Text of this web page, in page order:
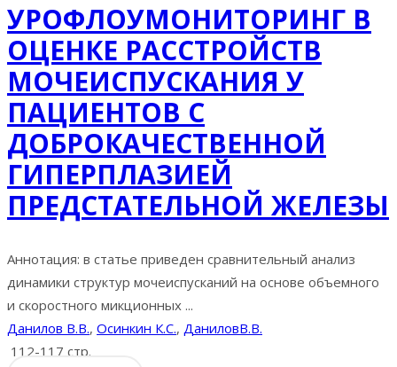
УРОФЛОУМОНИТОРИНГ В
ОЦЕНКЕ РАССТРОЙСТВ
МОЧЕИСПУСКАНИЯ У
ПАЦИЕНТОВ С
ДОБРОКАЧЕСТВЕННОЙ
ГИПЕРПЛАЗИЕЙ
ПРЕДСТАТЕЛЬНОЙ ЖЕЛЕЗЫ
Аннотация: в статье приведен сравнительный анализ
динамики структур мочеиспусканий на основе объемного
и скоростного микционных ...
Данилов В.В., Осинкин К.С., ДаниловВ.В.
112-117 стр.